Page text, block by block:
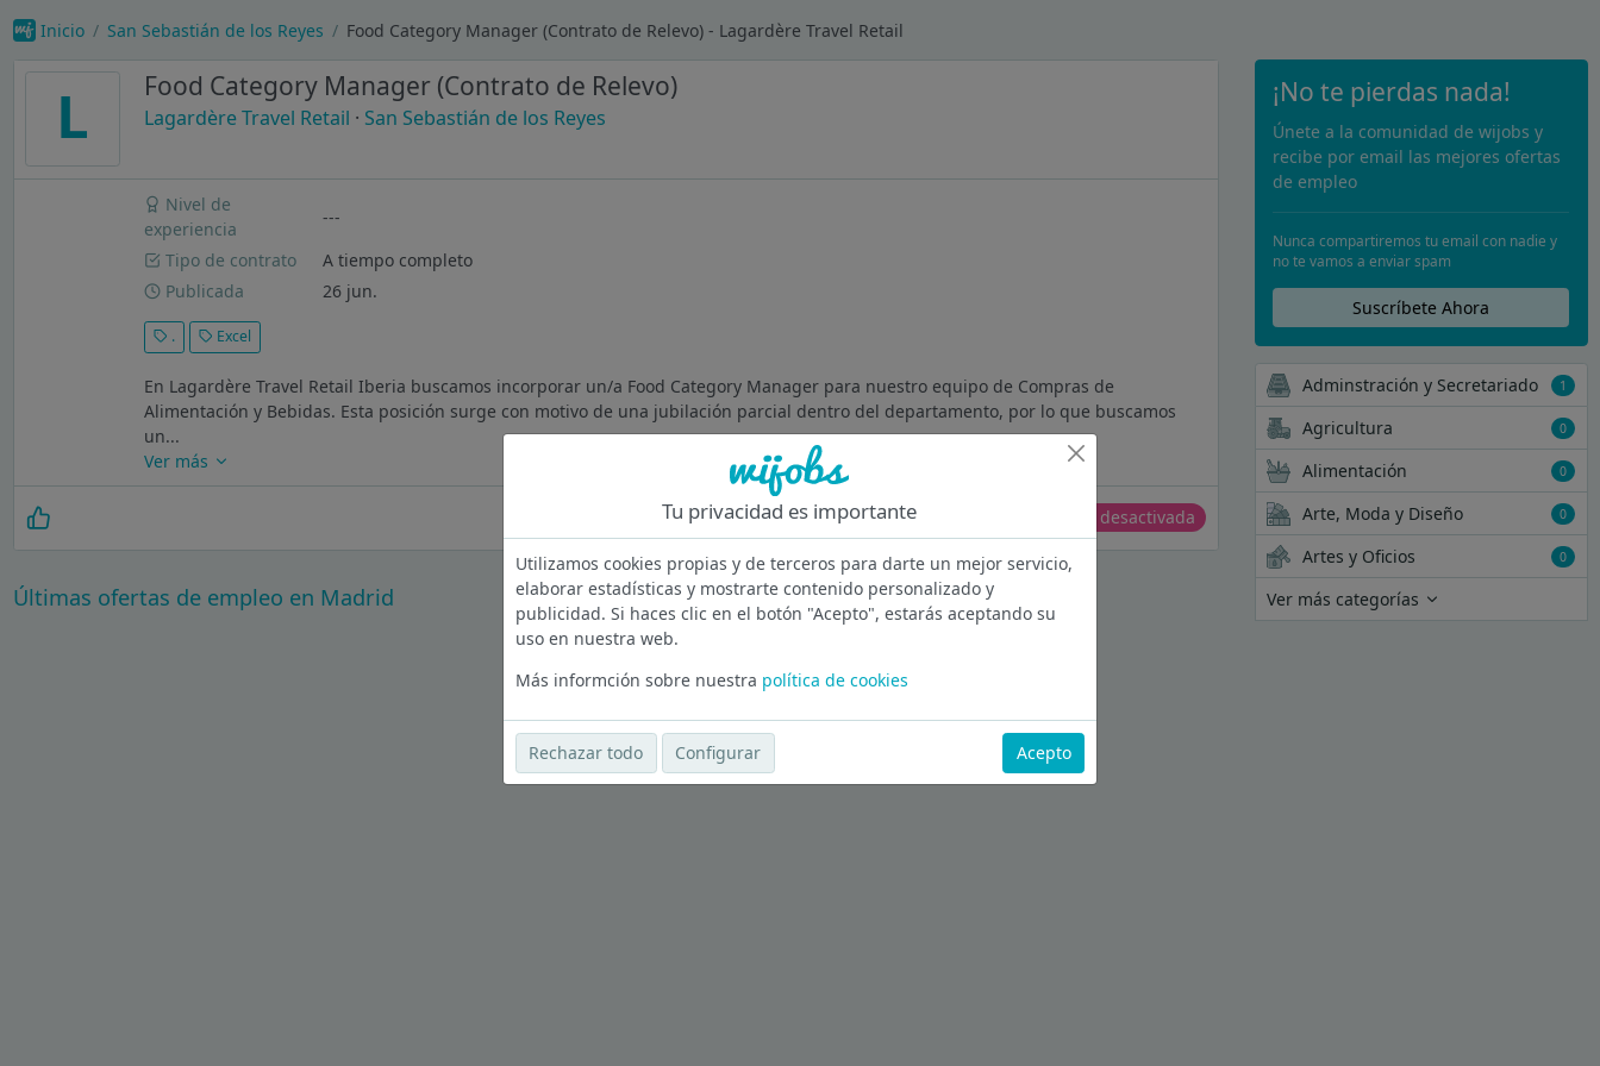
Inicio San Sebastián de los Reyes Food Category Manager (Contrato de Relevo) - Lagardère Travel Retail
L Food Category Manager (Contrato de Relevo)
Lagardère Travel Retail · San Sebastián de los Reyes
Nivel de
experiencia
---
Tipo de contrato
A tiempo completo
Publicada
26 jun.
. Excel
En Lagardère Travel Retail Iberia buscamos incorporar un/a Food Category Manager para nuestro equipo de Compras de
Alimentación y Bebidas. Esta posición surge con motivo de una jubilación parcial dentro del departamento, por lo que buscamos
un...
Ver más
Oferta desactivada
Últimas ofertas de empleo en Madrid
Ver más ofertas
¡No te pierdas nada!
Únete a la comunidad de wijobs y
recibe por email las mejores ofertas
de empleo
Nunca compartiremos tu email con nadie y
no te vamos a enviar spam
Suscríbete Ahora
Adminstración y Secretariado 1
Agricultura 0
Alimentación 0
Arte, Moda y Diseño 0
Artes y Oficios 0
Ver más categorías
Tu privacidad es importante
Utilizamos cookies propias y de terceros para darte un mejor servicio,
elaborar estadísticas y mostrarte contenido personalizado y
publicidad. Si haces clic en el botón "Acepto", estarás aceptando su
uso en nuestra web.
Más informción sobre nuestra política de cookies
Rechazar todo Configurar Acepto